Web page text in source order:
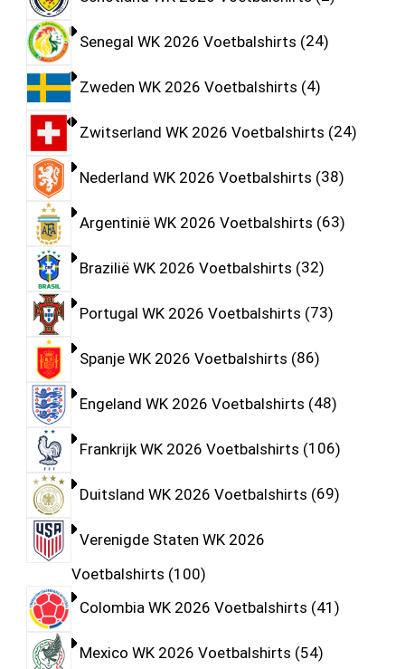
Senegal WK 2026 Voetbalshirts 24
Zweden WK 2026 Voetbalshirts 4
Zwitserland WK 2026 Voetbalshirts 24
Nederland WK 2026 Voetbalshirts 38
Argentinië WK 2026 Voetbalshirts 63
Brazilië WK 2026 Voetbalshirts 32
Portugal WK 2026 Voetbalshirts 73
Spanje WK 2026 Voetbalshirts 86
Engeland WK 2026 Voetbalshirts 48
Frankrijk WK 2026 Voetbalshirts 106
Duitsland WK 2026 Voetbalshirts 69
Verenigde Staten WK 2026
Voetbalshirts 100
Colombia WK 2026 Voetbalshirts 41
Mexico WK 2026 Voetbalshirts 54